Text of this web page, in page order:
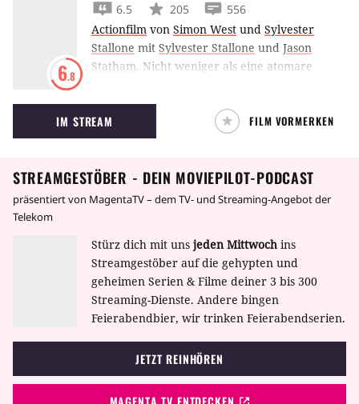
6.8
6.5 205
556
Actionfilm von Simon West und Sylvester
Stallone mit Sylvester Stallone und Jason
Statham. Nicht weniger als eine atomare
Sylvester Stallone und seine Söldner in The
Expendables 2 abwenden. Bruce Willis und
Arnold Schwarzenegger mischen ebenfalls
IM STREAM FILM VORMERKEN
STREAMGESTÖBER - DEIN MOVIEPILOT-PODCAST
präsentiert von MagentaTV – dem TV- und Streaming-Angebot der
Telekom
Stürz dich mit uns jeden Mittwoch ins
Streamgestöber auf die gehypten und
geheimen Serien & Filme deiner 3 bis 300
Streaming-Dienste. Andere bingen
Feierabendbier, wir trinken Feierabendserien.
JETZT REINHÖREN